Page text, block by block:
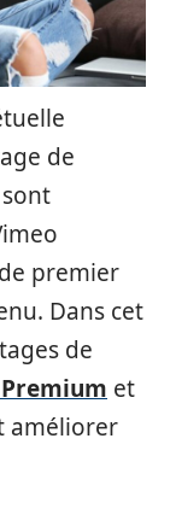
de
premier
Dans cet
de
et
améliorer